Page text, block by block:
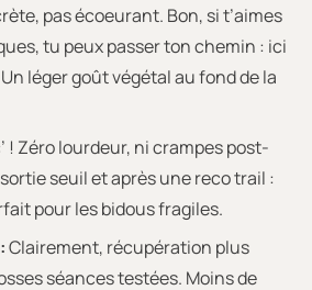
pas écoeurant. Bon, si t’aimes
tu peux passer ton chemin : ici
léger goût végétal au fond de la
! Zéro lourdeur, ni crampes post-
seuil et après une reco trail :
pour les bidous fragiles.
Clairement, récupération plus
séances testées. Moins de